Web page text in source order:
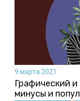
9 марта 2021
Графический
минусы и